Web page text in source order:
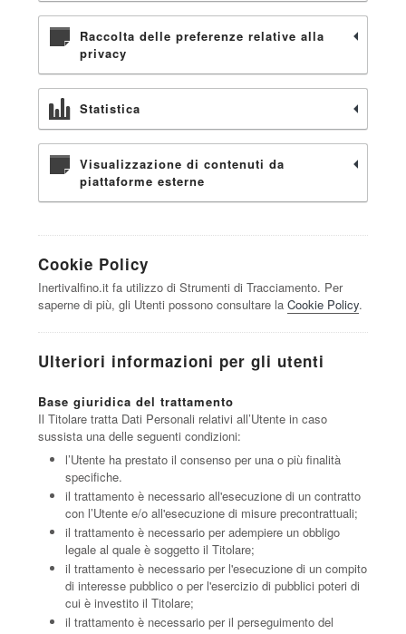
Raccolta delle preferenze relative alla
privacy
Statistica
Visualizzazione di contenuti da
piattaforme esterne
Cookie Policy
Inertivalfino.it fa utilizzo di Strumenti di Tracciamento. Per
saperne di più, gli Utenti possono consultare laCookie Policy.
Ulteriori informazioni per gli utenti
Base giuridica del trattamento
Il Titolare tratta Dati Personali relativi all’Utente in caso
sussista una delle seguenti condizioni:
l’Utente ha prestato il consenso per una o più finalità
specifiche.
il trattamento è necessario all'esecuzione di un contratto
con l’Utente e/o all'esecuzione di misure precontrattuali;
il trattamento è necessario per adempiere un obbligo
legale al quale è soggetto il Titolare;
il trattamento è necessario per l'esecuzione di un compito
di interesse pubblico o per l'esercizio di pubblici poteri di
cui è investito il Titolare;
il trattamento è necessario per il perseguimento del